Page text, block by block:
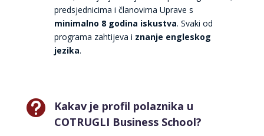
predsjednicima i članovima Uprave s
minimalno 8 godina iskustva. Svaki od
programa zahtijeva i znanje engleskog
jezika.

Kakav je profil polaznika u
COTRUGLI Business School?